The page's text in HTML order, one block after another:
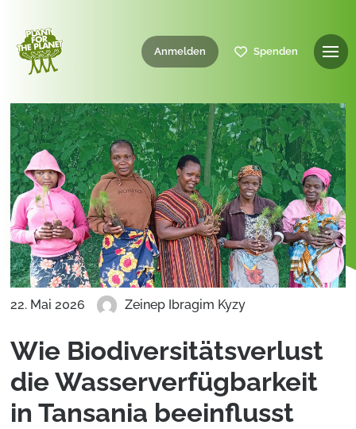
Anmelden Spenden
22. Mai 2026 Zeinep Ibragim Kyzy
Wie Biodiversitätsverlust
die Wasserverfügbarkeit
in Tansania beeinflusst